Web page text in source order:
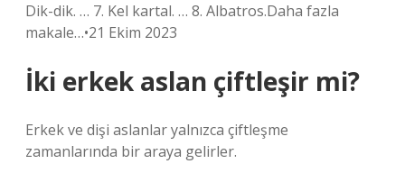
Dik-dik. … 7. Kel kartal. … 8. Albatros.Daha fazla
makale…•21 Ekim 2023
İki erkek aslan çiftleşir mi?
Erkek ve dişi aslanlar yalnızca çiftleşme
zamanlarında bir araya gelirler.